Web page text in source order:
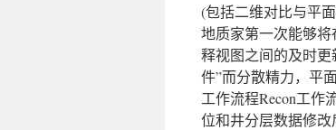
(包括二维对比与平
地质家第一次能够
释视图之间的及时
件”而分散精力，平
工作流程Recon工作
位和井分层数据修改